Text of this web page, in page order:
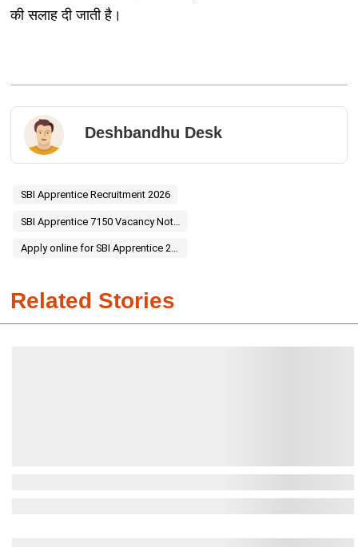
की सलाह दी जाती है।
Deshbandhu Desk
SBI Apprentice Recruitment 2026
SBI Apprentice 7150 Vacancy Notification
Apply online for SBI Apprentice 2026
Related Stories